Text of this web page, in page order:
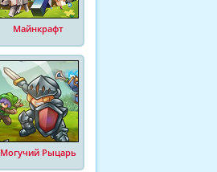
Майнкрафт
Могучий Рыцарь